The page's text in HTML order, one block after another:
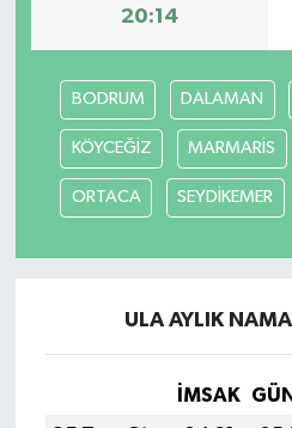
20:14
BODRUM DALAMAN
KÖYCEĞİZ MARMARİS
ORTACA SEYDİKEMER
ULA AYLIK
İMSAK